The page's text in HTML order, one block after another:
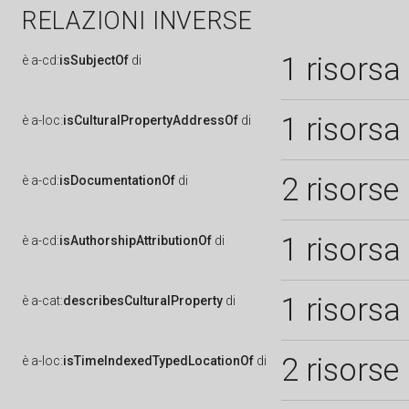
RELAZIONI INVERSE
è a-cd:isSubjectOf di 1 risorsa
è a-loc:isCulturalPropertyAddressOf di 1 risorsa
è a-cd:isDocumentationOf di 2 risorse
è a-cd:isAuthorshipAttributionOf di 1 risorsa
è a-cat:describesCulturalProperty di 1 risorsa
è a-loc:isTimeIndexedTypedLocationOf di 2 risorse